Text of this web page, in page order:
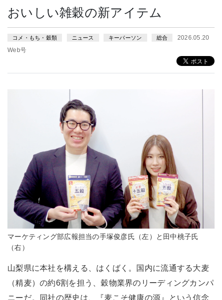
おいしい雑穀の新アイテム
コメ・もち・穀類 ニュース キーパーソン 総合
2026.05.20
Web号
マーケティング部広報担当の手塚俊彦氏（左）と田中桃子氏
（右）
山梨県に本社を構える、はくばく。国内に流通する大麦
（精麦）の約6割を担う、穀物業界のリーディングカンパ
ニーだ。同社の歴史は、『麦こそ健康の源』という信念